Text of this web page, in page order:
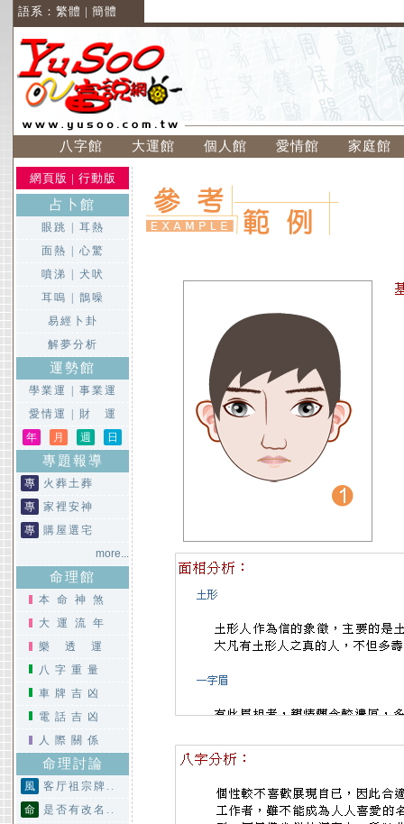
語系： 繁體 | 簡體
八字館 大運館 個人館 愛情館 家庭館
網頁版 | 行動版
占卜館
眼跳
耳熱
面熱
心驚
噴涕
犬吠
耳嗚
鵲噪
易經卜卦
解夢分析
運勢館
學業運
事業運
愛情運
財 運
年
月 週 日
專題報導
專
火葬土葬
專
家裡安神
專
購屋選宅
more...
命理館
本命神煞
大運流年
樂透運
八字重量
車牌吉凶
電話吉凶
人際關係
命理討論
風
客厅祖宗牌..
命
是否有改名..